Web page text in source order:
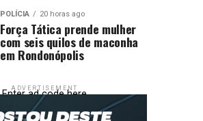
POLÍCIA 20 horas ago
Força Tática prende mulher
com seis quilos de maconha
em Rondonópolis
ADVERTISEMENT
Enter ad code here